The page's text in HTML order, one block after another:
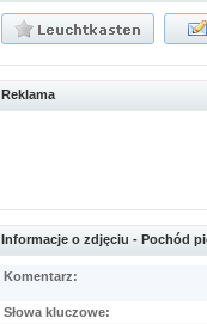
Reklama
Informacje o zdjęciu - Pochód
Komentarz:
Słowa kluczowe: